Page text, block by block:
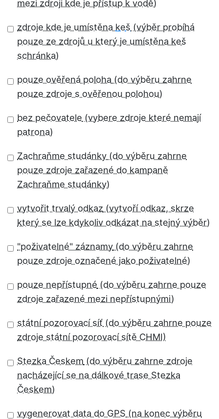
zdroje kde je umístěna keš
pouze ověřená poloha
bez pečovatele
Zachraňme studánky
vytvořit trvalý odkaz
"poživatelné" záznamy
pouze nepřístupné
státní pozorovací síť
Stezka Českem
vygenerovat data do GPS